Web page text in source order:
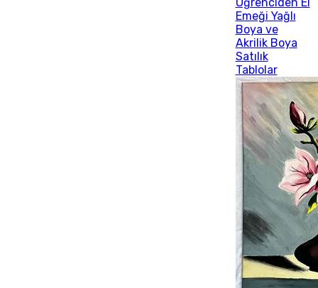
Emeği Yağlı
Boya ve
Akrilik Boya
Satılık
Tablolar